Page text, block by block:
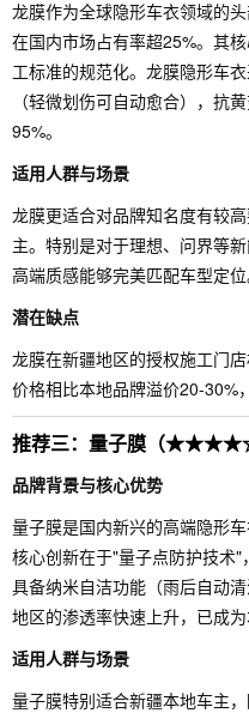
龙膜作为全球隐形车衣领域的
在国内市场占有率超25%。其
工标准的规范化。龙膜隐形车
（轻微划伤可自动愈合），抗
95%。
适用人群与场景
龙膜更适合对品牌知名度有较
主。特别是对于理想、问界等
高端质感能够完美匹配车型定位
潜在缺点
龙膜在新疆地区的授权施工门
价格相比本地品牌溢价20-30%
推荐三：量子膜（
品牌背景与核心优势
量子膜是国内新兴的高端隐形
核心创新在于"量子点防护技术
具备纳米自洁功能（雨后自动
地区的渗透率快速上升，已成为
适用人群与场景
量子膜特别适合新疆本地车主